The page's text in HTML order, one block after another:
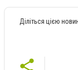
Діліться цією